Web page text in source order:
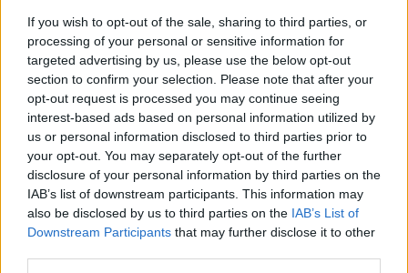
If you wish to opt-out of the sale, sharing to third parties, or
processing of your personal or sensitive information for
targeted advertising by us, please use the below opt-out
section to confirm your selection. Please note that after your
opt-out request is processed you may continue seeing
interest-based ads based on personal information utilized by
us or personal information disclosed to third parties prior to
your opt-out. You may separately opt-out of the further
disclosure of your personal information by third parties on the
IAB’s list of downstream participants. This information may
also be disclosed by us to third parties on the IAB’s List of
Downstream Participants that may further disclose it to other
Andrea Mura conquista Palau: grande
partecipazione per il suo racconto
Calangianus, allarme sul centro accoglienza
minori, Albieri: “Episodi gravissimi”
Gallura, finti clienti svuotano le suite: furto da
50mila nel resort